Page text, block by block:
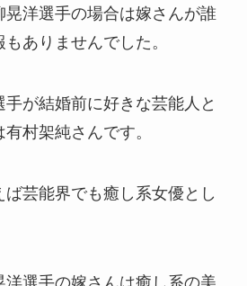
晃洋選手の場合は嫁さんが誰
ありませんでした。
が結婚前に好きな芸能人と
村架純さんです。
芸能界でも癒し系女優とし